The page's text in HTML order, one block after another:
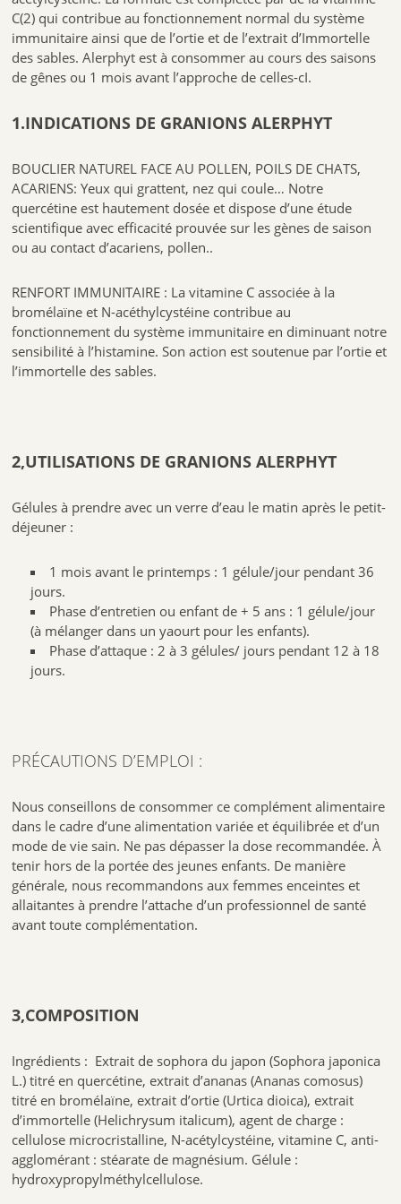
Ne pas dépasser la dose recommandée. À tenir hors de la portée des
jeunes enfants. De manière générale, nous recommandons aux
femmes enceintes et allaitantes à prendre l’attache d’un professionnel
de santé avant toute complémentation.
3,COMPOSITION
quercétine, extrait d’ananas (Ananas comosus) titré en bromélaïne,
extrait d’ortie (Urtica dioica), extrait d’immortelle (Helichrysum
italicum), agent de charge : cellulose microcristalline, N-acétylcystéine,
vitamine C, anti-agglomérant : stéarate de magnésium. Gélule :
hydroxypropylméthylcellulose.
A conserver à l’abri de la chaleur et de l’humidité.
Bien refermer après ouverture.
A consommer de préférence avant la date indiquée sur l’emballage.
Le Laboratoire pharmaceutique des Granions s’inscrit dans une
premières, contrôle de la qualité, dosages conformes aux législations
françaises et européennes, traçabilité…
Programme de 36 jours
REF:
3760155216684
C(2) qui contribue au fonctionnement normal du système
immunitaire ainsi que de l’ortie et de l’extrait d’Immortelle
des sables. Alerphyt est à consommer au cours des saisons
de gênes ou 1 mois avant l’approche de celles-cI.
1.INDICATIONS DE GRANIONS ALERPHYT
BOUCLIER NATUREL FACE AU POLLEN, POILS DE CHATS,
ACARIENS: Yeux qui grattent, nez qui coule… Notre
quercétine est hautement dosée et dispose d’une étude
scientifique avec efficacité prouvée sur les gènes de saison
ou au contact d’acariens, pollen..
RENFORT IMMUNITAIRE : La vitamine C associée à la
bromélaïne et N-acéthylcystéine contribue au
fonctionnement du système immunitaire en diminuant notre
sensibilité à l’histamine. Son action est soutenue par l’ortie et
l’immortelle des sables.
2,UTILISATIONS DE GRANIONS ALERPHYT
Gélules à prendre avec un verre d’eau le matin après le petit-
déjeuner :
1 mois avant le printemps : 1 gélule/jour pendant 36
jours.
Phase d’entretien ou enfant de + 5 ans : 1 gélule/jour
(à mélanger dans un yaourt pour les enfants).
Phase d’attaque : 2 à 3 gélules/ jours pendant 12 à 18
jours.
PRÉCAUTIONS D’EMPLOI :
Nous conseillons de consommer ce complément alimentaire
dans le cadre d’une alimentation variée et équilibrée et d’un
mode de vie sain. Ne pas dépasser la dose recommandée. À
tenir hors de la portée des jeunes enfants. De manière
générale, nous recommandons aux femmes enceintes et
allaitantes à prendre l’attache d’un professionnel de santé
avant toute complémentation.
3,COMPOSITION
Ingrédients : Extrait de sophora du japon (Sophora japonica
L.) titré en quercétine, extrait d’ananas (Ananas comosus)
titré en bromélaïne, extrait d’ortie (Urtica dioica), extrait
d’immortelle (Helichrysum italicum), agent de charge :
cellulose microcristalline, N-acétylcystéine, vitamine C, anti-
agglomérant : stéarate de magnésium. Gélule :
hydroxypropylméthylcellulose.